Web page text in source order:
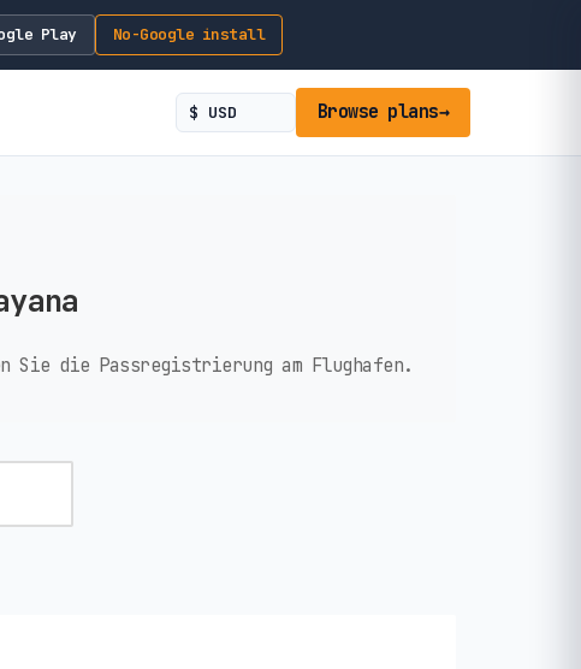
Play No-Google install
Browse plans→
Sie die Passregistrierung am Flughafen.